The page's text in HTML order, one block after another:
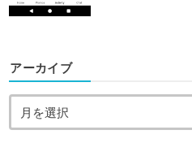
アーカイブ